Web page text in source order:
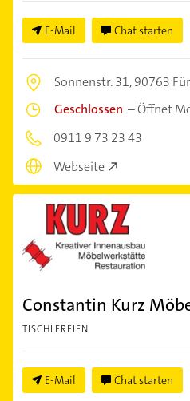
E-Mail Chat starten
Sonnenstr. 31,90763
Geschlossen –Öffnet
0911 9 73 23 43
Webseite
Constantin Kurz
TISCHLEREIEN
E-Mail Chat starten